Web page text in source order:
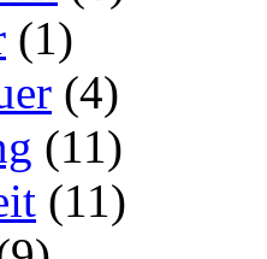
(1)
(4)
(11)
(11)